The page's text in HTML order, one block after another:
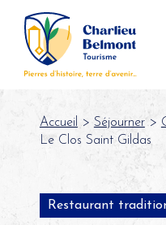
Accueil > Séjourner>
Le Clos Saint Gildas
Restaurant
Panneau de gestion des